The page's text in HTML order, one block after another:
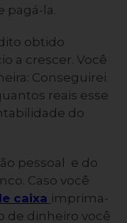
pagá-la.
obtido
a crescer. Você
Conseguirei
reais esse
do
pessoal e do
Caso você
caixa imprima-
de dinheiro você